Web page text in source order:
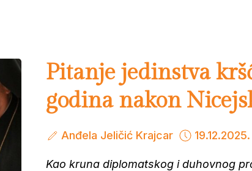
Pitanje jedinstva
godina nakon
Anđela Jeličić Krajcar 19.12.2025.
Kao kruna diplomatskog i duhovnog